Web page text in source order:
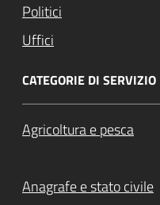
Politici
Uffici
CATEGORIE DI SERVIZIO
Agricoltura e pesca
Anagrafe e stato civile